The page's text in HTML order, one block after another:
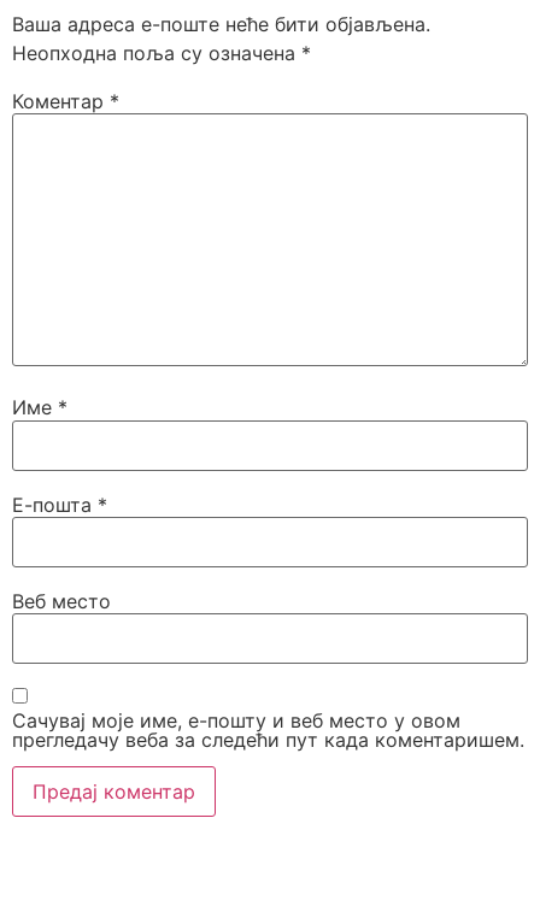
Ваша адреса е-поште неће бити објављена.
Неопходна поља су означена *
Коментар *
Име *
Е-пошта *
Веб место
Сачувај моје име, е-пошту и веб место у овом
прегледачу веба за следећи пут када коментаришем.